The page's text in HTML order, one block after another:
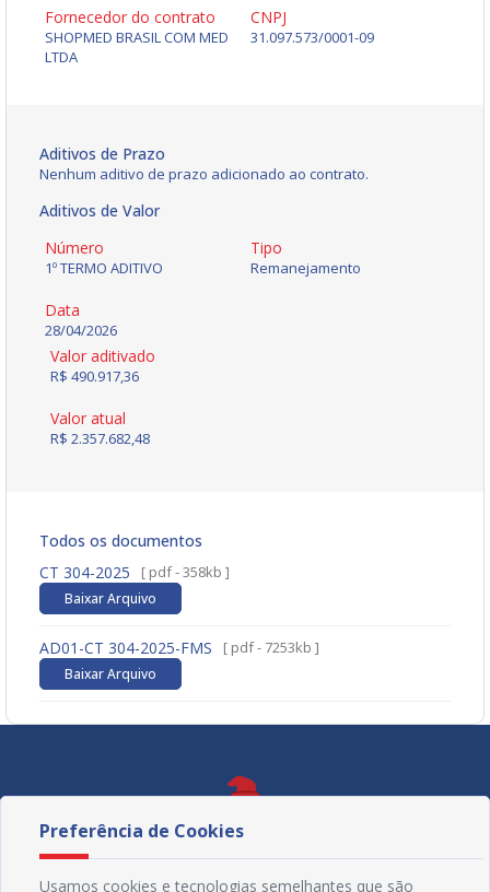
Fornecedor do contrato
SHOPMED BRASIL COM MED
LTDA
CNPJ
31.097.573/0001-09
Aditivos de Prazo
Nenhum aditivo de prazo adicionado ao contrato.
Aditivos de Valor
Número
1º TERMO ADITIVO
Tipo
Remanejamento
Data
28/04/2026
Valor aditivado
R$ 490.917,36
Valor atual
R$ 2.357.682,48
Todos os documentos
CT 304-2025
[ pdf - 358kb ]
Baixar Arquivo
AD01-CT 304-2025-FMS [ pdf - 7253kb ]
Baixar Arquivo
Preferência de Cookies
Usamos cookies e tecnologias semelhantes que são